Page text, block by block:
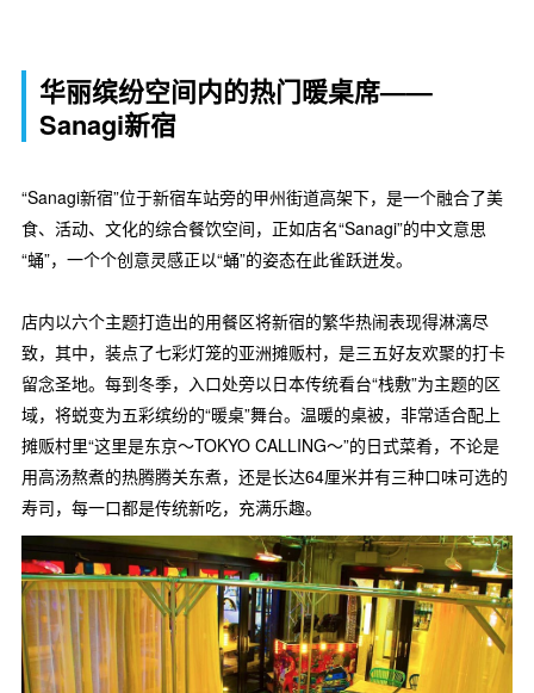
华丽缤纷空间内的热门暖桌席——
Sanagi新宿
“Sanagi新宿”位于新宿车站旁的甲州街道高架下，是一个融合了美
食、活动、文化的综合餐饮空间，正如店名“Sanagi”的中文意思
“蛹”，一个个创意灵感正以“蛹”的姿态在此雀跃迸发。
店内以六个主题打造出的用餐区将新宿的繁华热闹表现得淋漓尽
致，其中，装点了七彩灯笼的亚洲摊贩村，是三五好友欢聚的打卡
留念圣地。每到冬季，入口处旁以日本传统看台“栈敷”为主题的区
域，将蜕变为五彩缤纷的“暖桌”舞台。温暖的桌被，非常适合配上
摊贩村里“这里是东京～TOKYO CALLING～”的日式菜肴，不论是
用高汤熬煮的热腾腾关东煮，还是长达64厘米并有三种口味可选的
寿司，每一口都是传统新吃，充满乐趣。